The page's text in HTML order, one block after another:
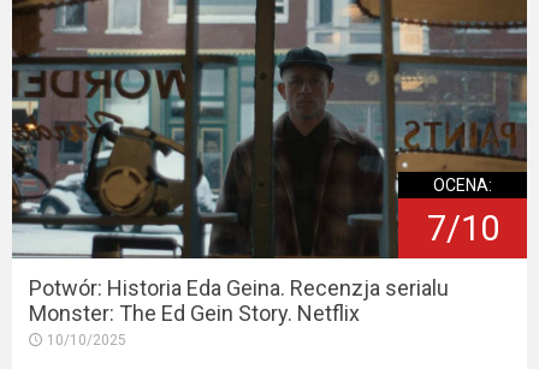
OCENA:
7/10
Potwór: Historia Eda Geina. Recenzja serialu
Monster: The Ed Gein Story. Netflix
10/10/2025